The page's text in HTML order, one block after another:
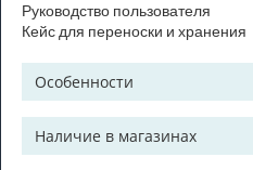
Руководство пользователя
Кейс для переноски и хранения
Особенности
Наличие в магазинах